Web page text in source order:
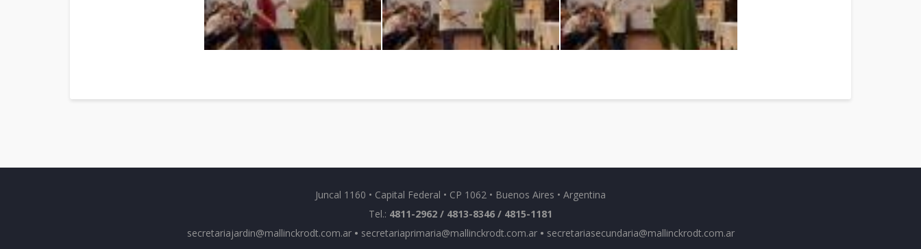
Juncal 1160 • Capital Federal • CP 1062 • Buenos Aires • Argentina
Tel.: 4811-2962 / 4813-8346 / 4815-1181
secretariajardin@mallinckrodt.com.ar • secretariaprimaria@mallinckrodt.com.ar • secretariasecundaria@mallinckrodt.com.ar